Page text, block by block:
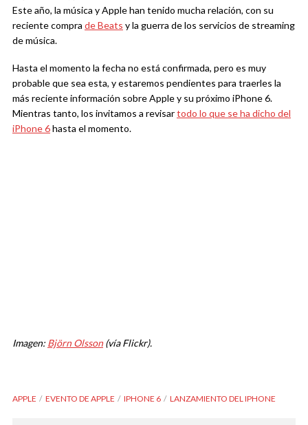
Este año, la música y Apple han tenido mucha relación, con su
reciente compra de Beats y la guerra de los servicios de streaming
de música.
Hasta el momento la fecha no está confirmada, pero es muy
probable que sea esta, y estaremos pendientes para traerles la
más reciente información sobre Apple y su próximo iPhone 6.
Mientras tanto, los invitamos a revisartodo lo que se ha dicho del
iPhone 6hasta el momento.
Imagen: Björn Olsson(vía Flickr).
APPLE EVENTO DE APPLE IPHONE 6 LANZAMIENTO DEL IPHONE